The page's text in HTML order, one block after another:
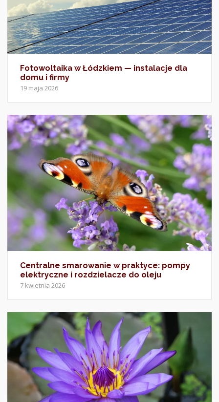
Fotowoltaika w Łódzkiem — instalacje dla
domu i firmy
19 maja 2026
Centralne smarowanie w praktyce: pompy
elektryczne i rozdzielacze do oleju
7 kwietnia 2026